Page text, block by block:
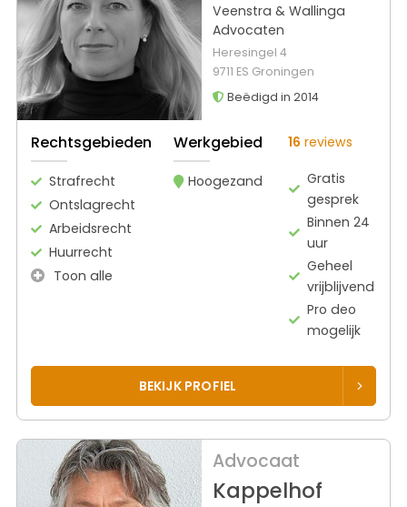
Veenstra & Wallinga
Advocaten
Heresingel 4
9711 ES Groningen
Beëdigd in 2014
Rechtsgebieden
Strafrecht
Ontslagrecht
Arbeidsrecht
Huurrecht
Toon alle
Werkgebied
Hoogezand
16 reviews
Gratis
gesprek
Binnen 24
uur
Geheel
vrijblijvend
Pro deo
mogelijk
BEKIJK PROFIEL
Advocaat
Kappelhof